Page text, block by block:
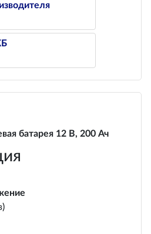
батарея 12 В, 200 Ач